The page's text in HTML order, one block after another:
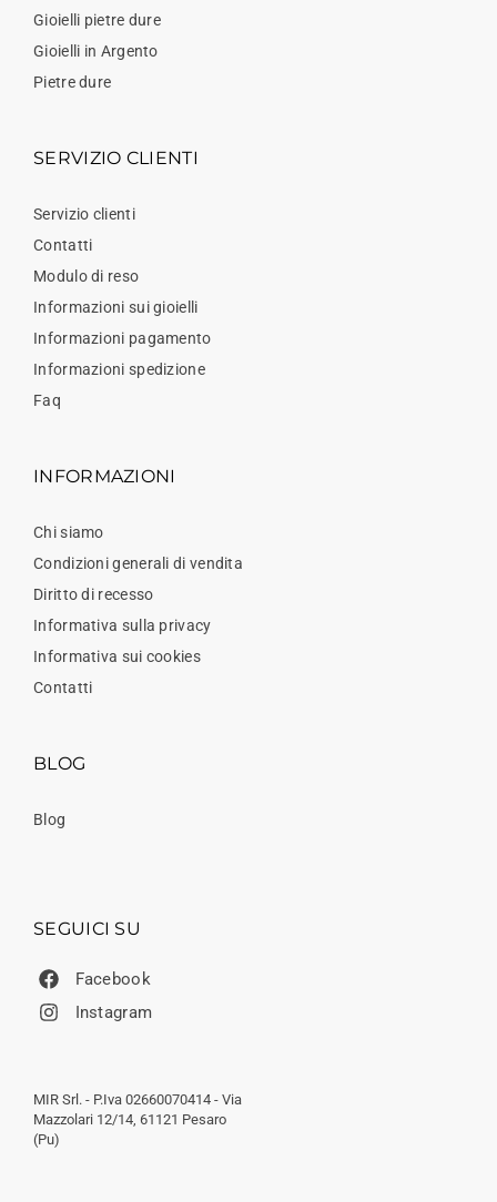
Gioielli pietre dure
Gioielli in Argento
Pietre dure
SERVIZIO CLIENTI
Servizio clienti
Contatti
Modulo di reso
Informazioni sui gioielli
Informazioni pagamento
Informazioni spedizione
Faq
INFORMAZIONI
Chi siamo
Condizioni generali di vendita
Diritto di recesso
Informativa sulla privacy
Informativa sui cookies
Contatti
BLOG
Blog
SEGUICI SU
Facebook
Instagram
MIR Srl. - P.Iva 02660070414 - Via
Mazzolari 12/14, 61121 Pesaro
(Pu)